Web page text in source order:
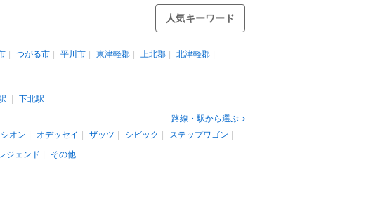
人気キーワード
つがる市 平川市 東津軽郡 上北郡
北津軽郡
下北駅
路線・駅から選ぶ
オン オデッセイ ザッツ シビック
ステップワゴン
ジェンド その他